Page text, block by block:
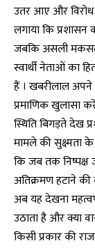
उतर आए और विरोध
लगाया कि प्रशासन
जबकि असली
स्वार्थी नेताओं का
हैं । खबरीलाल अपने
प्रमाणिक खुलासा
स्थिति बिगड़ते देख
मामले की सुक्ष्मता
कि जब तक निष्पक्ष
अतिक्रमण हटाने की
अब यह देखना
उठाता है और क्या
किसी प्रकार की